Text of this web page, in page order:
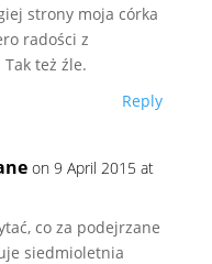
strony moja córka
radości z
też źle.
Reply
on 9 April 2015 at
co za podejrzane
siedmioletnia